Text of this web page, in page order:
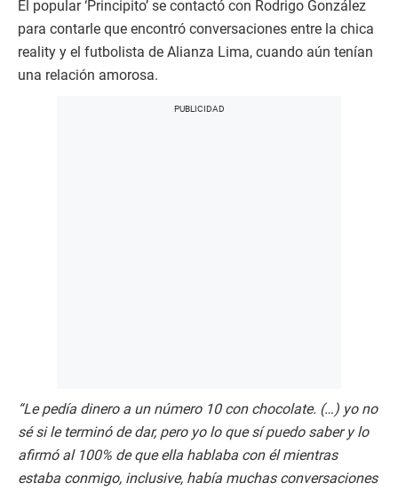
s
e
c
o
n
d
El popular ‘Principito’ se contactó con Rodrigo González
para contarle que encontró conversaciones entre la chica
reality y el futbolista de Alianza Lima, cuando aún tenían
una relación amorosa.
“Le pedía dinero a un número 10 con chocolate. (…) yo no
sé si le terminó de dar, pero yo lo que sí puedo saber y lo
afirmó al 100% de que ella hablaba con él mientras
estaba conmigo, inclusive, había muchas conversaciones